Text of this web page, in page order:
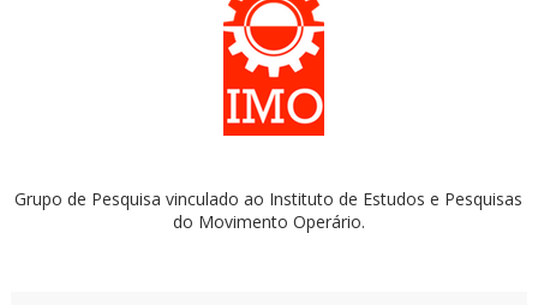
Grupo de Pesquisa vinculado ao Instituto de Estudos e Pesquisas
do Movimento Operário.